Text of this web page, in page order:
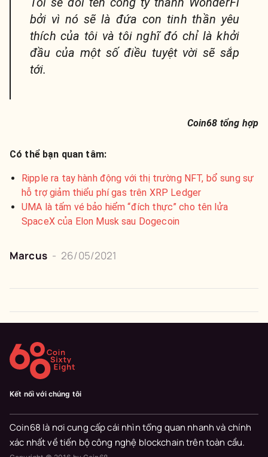
bởi vì nó sẽ là đứa con tinh thần yêu
thích của tôi và tôi nghĩ đó chỉ là khởi
đầu của một số điều tuyệt vời sẽ sắp
tới.
Coin68 tổng hợp
Có thể bạn quan tâm:
Ripple ra tay hành động với thị trường NFT, bổ sung sự
hỗ trợ giảm thiểu phí gas trên XRP Ledger
UMA là tấm vé bảo hiểm “đích thực” cho tên lửa
SpaceX của Elon Musk sau Dogecoin
Marcus - 26/05/2021
Kết nối với chúng tôi
Coin68 là nơi cung cấp cái nhìn tổng quan nhanh và chính
xác nhất về tiến bộ công nghệ blockchain trên toàn cầu.